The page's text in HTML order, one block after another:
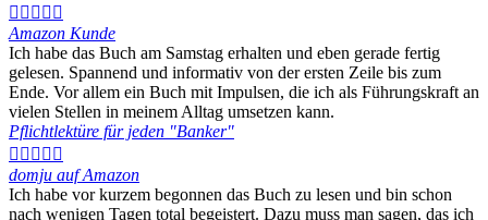
    
Amazon Kunde
Ich habe das Buch am Samstag erhalten und eben gerade fertig
gelesen. Spannend und informativ von der ersten Zeile bis zum
Ende. Vor allem ein Buch mit Impulsen, die ich als Führungskraft an
vielen Stellen in meinem Alltag umsetzen kann.
Pflichtlektüre für jeden "Banker"
    
domju auf Amazon
Ich habe vor kurzem begonnen das Buch zu lesen und bin schon
nach wenigen Tagen total begeistert. Dazu muss man sagen, das ich